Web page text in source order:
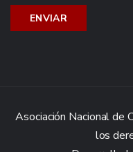
Asociación Nacional
los